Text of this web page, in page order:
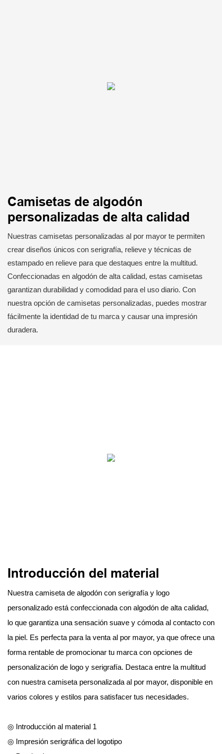
Camisetas de algodón
personalizadas de alta calidad
Nuestras camisetas personalizadas al por mayor te permiten
crear diseños únicos con serigrafía, relieve y técnicas de
estampado en relieve para que destaques entre la multitud.
Confeccionadas en algodón de alta calidad, estas camisetas
garantizan durabilidad y comodidad para el uso diario. Con
nuestra opción de camisetas personalizadas, puedes mostrar
fácilmente la identidad de tu marca y causar una impresión
duradera.
Introducción del material
Nuestra camiseta de algodón con serigrafía y logo
personalizado está confeccionada con algodón de alta calidad,
lo que garantiza una sensación suave y cómoda al contacto con
la piel. Es perfecta para la venta al por mayor, ya que ofrece una
forma rentable de promocionar tu marca con opciones de
personalización de logo y serigrafía. Destaca entre la multitud
con nuestra camiseta personalizada al por mayor, disponible en
varios colores y estilos para satisfacer tus necesidades.
◎ Introducción al material 1
◎ Impresión serigráfica del logotipo